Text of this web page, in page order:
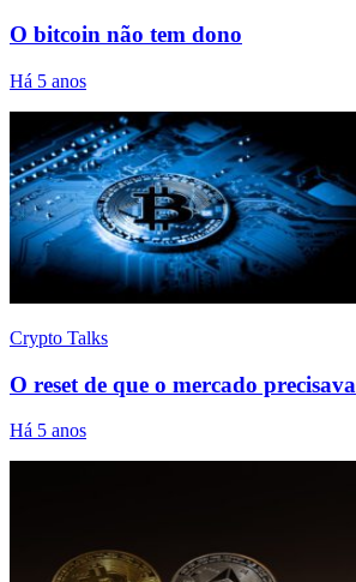
O bitcoin não tem dono
Há 5 anos
Crypto Talks
O reset de que o mercado precisava
Há 5 anos